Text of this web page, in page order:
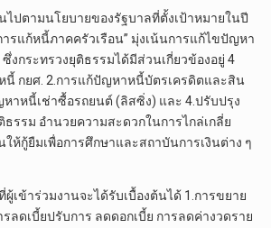
ไปตามนโยบายของรัฐบาลที่ตั้งเป้าหมายในปี
ารแก้หนี้ภาคครัวเรือน” มุ่งเน้นการแก้ไขปัญหา
งกระทรวงยุติธรรมได้มีส่วนเกี่ยวข้องอยู่ 4
นี้ กยศ. 2.การแก้ปัญหาหนี้บัตรเครดิตและสิน
าหนี้เช่าซื้อรถยนต์ (ลิสซิ่ง) และ 4.ปรับปรุง
รรม อำนวยความสะดวกในการไกล่เกลี่ย
ห้กู้ยืมเพื่อการศึกษาและสถาบันการเงินต่าง ๆ
เข้าร่วมงานจะได้รับเบื้องต้นได้ 1.การขยาย
ลดเบี้ยปรับการ ลดดอกเบี้ย การลดค่างวดราย